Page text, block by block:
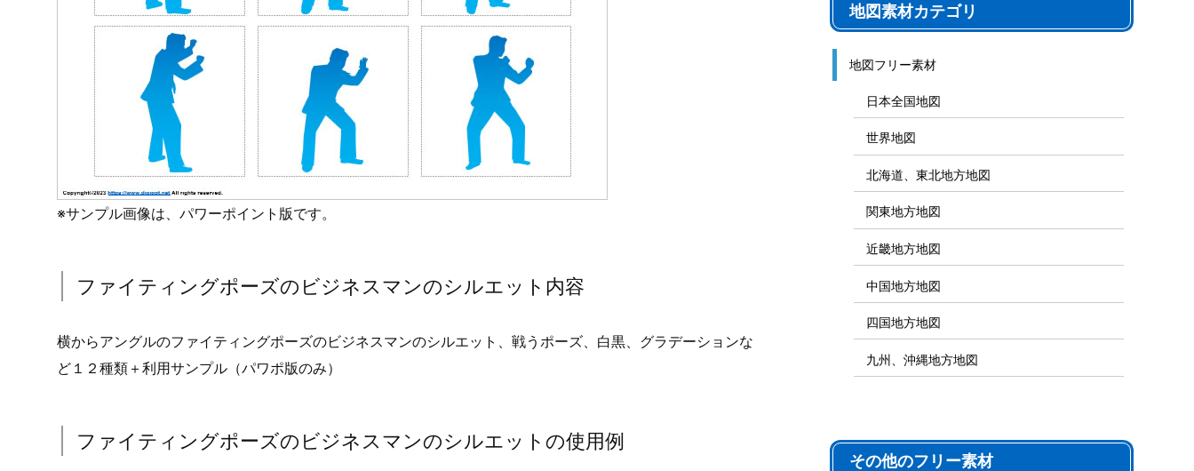
※サンプル画像は、パワーポイント版です。
地図素材カテゴリ
地図フリー素材
日本全国地図
世界地図
北海道、東北地方地図
関東地方地図
近畿地方地図
中国地方地図
四国地方地図
九州、沖縄地方地図
その他のフリー素材